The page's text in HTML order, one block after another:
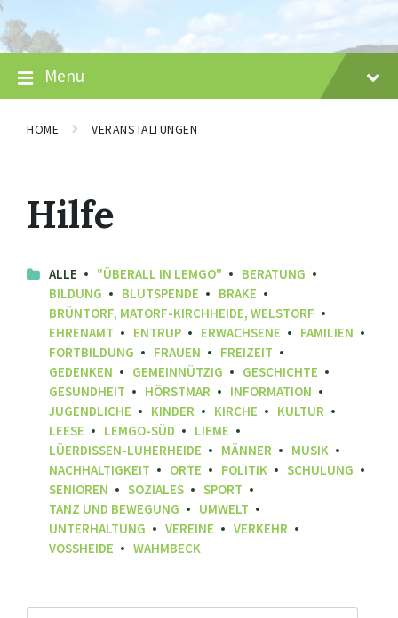
Skip
to
content
Skip
to
main
navigation
Skip
to
footer
Menu
HOME VERANSTALTUNGEN
Hilfe
ALLE "ÜBERALL IN LEMGO"
BERATUNG
BILDUNG
BLUTSPENDE
BRAKE
BRÜNTORF, MATORF-KIRCHHEIDE, WELSTORF
EHRENAMT
ENTRUP ERWACHSENE
FAMILIEN
FORTBILDUNG
FRAUEN
FREIZEIT
GEDENKEN
GEMEINNÜTZIG
GESCHICHTE
GESUNDHEIT
HÖRSTMAR
INFORMATION
JUGENDLICHE
KINDER KIRCHE
KULTUR
LEESE
LEMGO-SÜD
LIEME
LÜERDISSEN-LUHERHEIDE
MÄNNER
MUSIK
NACHHALTIGKEIT
ORTE POLITIK
SCHULUNG
SENIOREN
SOZIALES
SPORT
TANZ UND BEWEGUNG
UMWELT
UNTERHALTUNG
VEREINE
VERKEHR
VOSSHEIDE
WAHMBECK